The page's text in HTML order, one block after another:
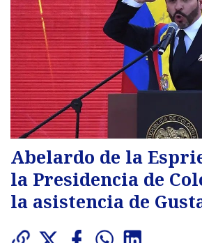
Abelardo de la
la Presidencia de
la asistencia de